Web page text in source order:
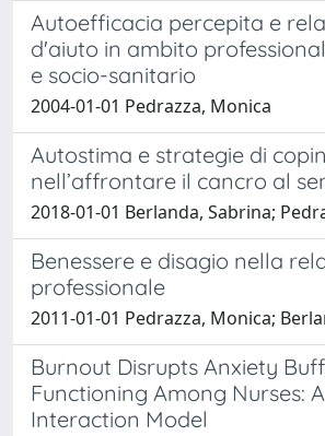
Autoefficacia percepita e
d'aiuto in ambito
e socio-sanitario
2004-01-01 Pedrazza, Monica
Autostima e strategie di
nell’affrontare il cancro al
2018-01-01 Berlanda, Sabrina;
Benessere e disagio nella
professionale
2011-01-01 Pedrazza, Monica;
Burnout Disrupts Anxiety
Functioning Among Nurses:
Interaction Model